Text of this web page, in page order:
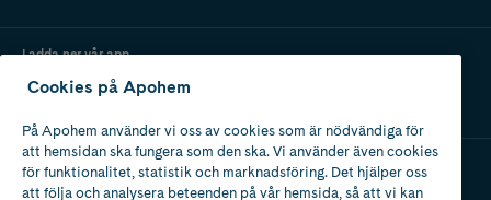
Ladda ner vår app
Apotek med tillstånd
Cookies på Apohem
På Apohem använder vi oss av cookies som är nödvändiga för
att hemsidan ska fungera som den ska. Vi använder även cookies
för funktionalitet, statistik och marknadsföring. Det hjälper oss
att följa och analysera beteenden på vår hemsida, så att vi kan